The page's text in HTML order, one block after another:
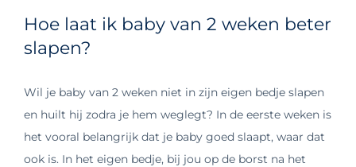
Hoe laat ik baby van 2 weken beter
slapen?
Wil je baby van 2 weken niet in zijn eigen bedje slapen
en huilt hij zodra je hem weglegt? In de eerste weken is
het vooral belangrijk dat je baby goed slaapt, waar dat
ook is. In het eigen bedje, bij jou op de borst na het